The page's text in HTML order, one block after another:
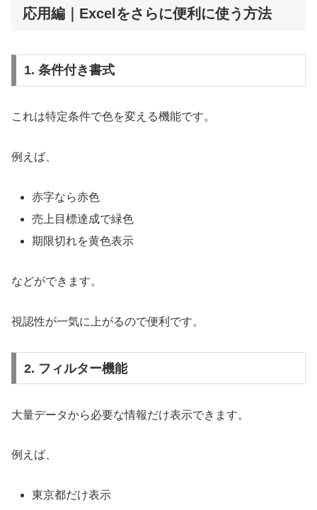
応用編｜Excelをさらに便利に使う方法
1. 条件付き書式
これは特定条件で色を変える機能です。
例えば、
赤字なら赤色
売上目標達成で緑色
期限切れを黄色表示
などができます。
視認性が一気に上がるので便利です。
2. フィルター機能
大量データから必要な情報だけ表示できます。
例えば、
東京都だけ表示